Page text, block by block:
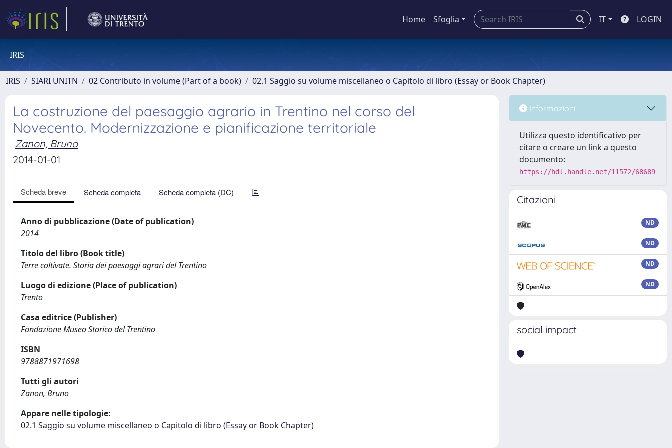
Home Sfoglia IT LOGIN
IRIS
IRIS SIARI UNITN 02 Contributo in volume (Part of a book) 02.1 Saggio su volume miscellaneo o Capitolo di libro (Essay or Book Chapter)
La costruzione del paesaggio agrario in Trentino nel corso del
Novecento. Modernizzazione e pianificazione territoriale
Zanon, Bruno
2014-01-01
Scheda breve Scheda completa Scheda completa (DC)
Anno di pubblicazione (Date of publication)
2014
Titolo del libro (Book title)
Terre coltivate. Storia dei paesaggi agrari del Trentino
Luogo di edizione (Place of publication)
Trento
Casa editrice (Publisher)
Fondazione Museo Storico del Trentino
ISBN
9788871971698
Tutti gli autori
Zanon, Bruno
Appare nelle tipologie:
02.1 Saggio su volume miscellaneo o Capitolo di libro (Essay or Book Chapter)
Informazioni
Utilizza questo identificativo per
citare o creare un link a questo
documento:
https://hdl.handle.net/11572/68689
Citazioni
ND
ND
ND
ND
social impact